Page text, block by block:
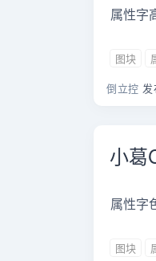
属性字
图块
倒立控
小葛
属性字
图块